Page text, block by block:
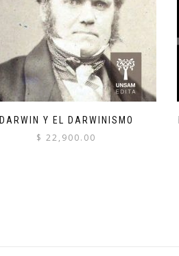
DARWIN Y EL DARWINISMO
$ 22,900.00